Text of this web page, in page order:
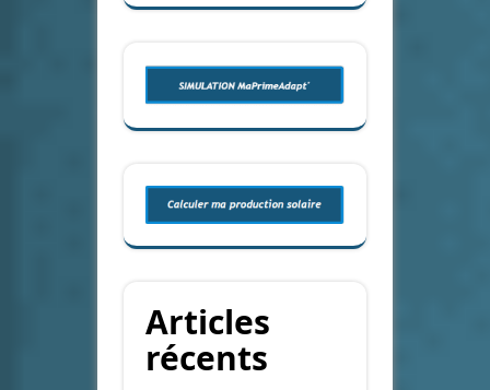
Articles
récents